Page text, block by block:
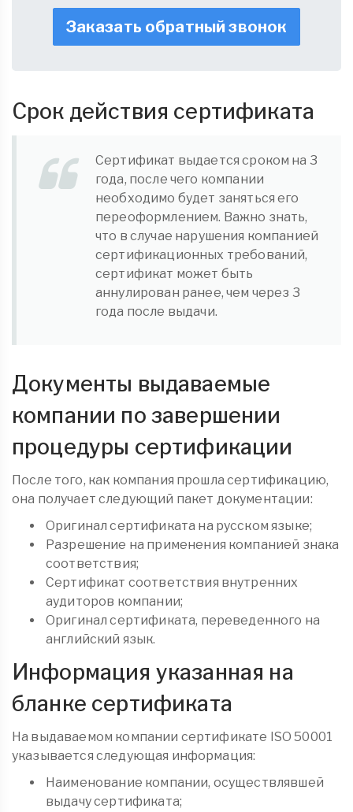
Заказать обратный звонок
Срок действия сертификата
Сертификат выдается сроком на 3
года, после чего компании
необходимо будет заняться его
переоформлением. Важно знать,
что в случае нарушения компанией
сертификационных требований,
сертификат может быть
аннулирован ранее, чем через 3
года после выдачи.
Документы выдаваемые
компании по завершении
процедуры сертификации
После того, как компания прошла сертификацию,
она получает следующий пакет документации:
Оригинал сертификата на русском языке;
Разрешение на применения компанией знака
соответствия;
Сертификат соответствия внутренних
аудиторов компании;
Оригинал сертификата, переведенного на
английский язык.
Информация указанная на
бланке сертификата
На выдаваемом компании сертификате ISO 50001
указывается следующая информация:
Наименование компании, осуществлявшей
выдачу сертификата;